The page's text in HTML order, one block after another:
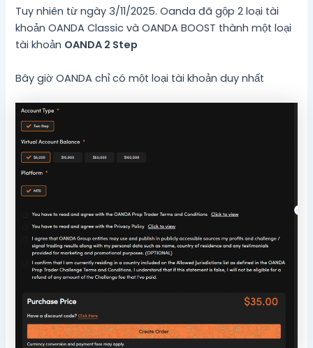
Tuy nhiên từ ngày 3/11/2025. Oanda đã gộp 2 loại tài
khoản OANDA Classic và OANDA BOOST thành một loại
tài khoản OANDA 2 Step
Bây giờ OANDA chỉ có một loại tài khoản duy nhất